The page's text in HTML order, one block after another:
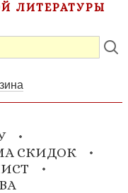
ЛИТЕРАТУРЫ
СКИДОК